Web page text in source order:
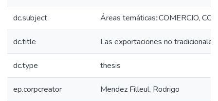
dc.subject Áreas temáticas::COMERCIO,
dc.title Las exportaciones no
dc.type thesis
ep.corpcreator Mendez Filleul, Rodrigo